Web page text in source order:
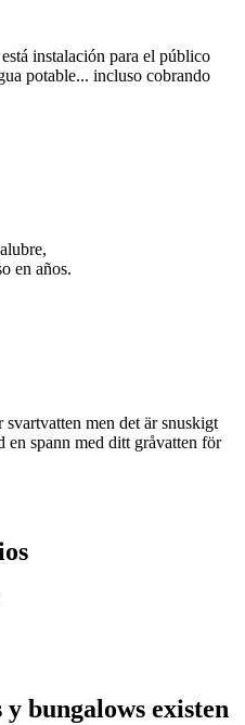
instalación para el público
potable... incluso cobrando
en años.
men det är snuskigt
en spann med ditt gråvatten för
bungalows existen